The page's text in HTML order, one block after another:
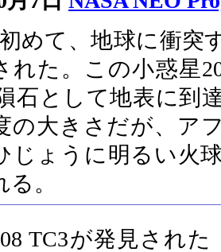
めて、地球に衝突
れた。この小惑星
石として地表に到
の大きさだが、ア
じょうに明るい火
。
TC3が発見された